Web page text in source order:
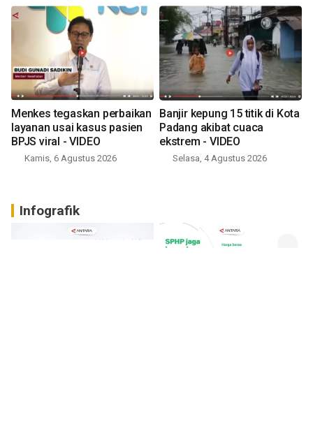
Menkes tegaskan perbaikan
layanan usai kasus pasien
BPJS viral - VIDEO
Kamis, 6 Agustus 2026
Banjir kepung 15 titik di Kota
Padang akibat cuaca
ekstrem - VIDEO
Selasa, 4 Agustus 2026
Infografik